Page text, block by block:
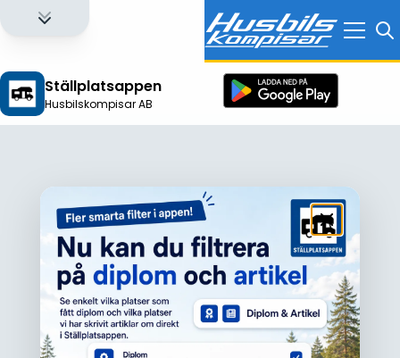
Ställplatsappen
Husbilskompisar AB
Logga in för att få full tillgång till alla funktioner!